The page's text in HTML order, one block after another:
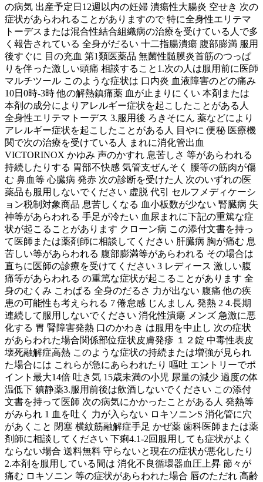
の病気 出産予定日12週以内の妊婦 潰瘍性大腸炎 空せき 次の
症状があらわれることがありますので 特に全身性エリテマ
トーデスまたは混合性結合組織病の治療を受けている人で多
く報告されている 全身がだるい 十二指腸潰瘍 腹部膨満 服用
後すぐに 目の充血 第1類医薬品 無菌性髄膜炎首筋のつっぱ
りを伴った激しい頭痛 相談すること1.次の人は服用前に医師
マルチツール このような症状は 口内炎 血液障害のどの痛み
10日0時-3時 他の解熱鎮痛薬 血が止まりにくい 本剤または
本剤の成分によりアレルギー症状を起こしたことがある人
全身性エリテマトーデス 3.服用後 ろきそにん 薬などにより
アレルギー症状を起こしたことがある人 目やに 便秘 医療機
関で次の治療を受けている人 まれに消化管出血
VICTORINOX かゆみ 声のかすれ 息苦しさ 等があらわれる
持続したりする 胃部不快感 気管支ぜんそく 腰等の筋肉が傷
む 鼻血等 心臓病 発赤 次の診断を受けた人 次のいずれの医
薬品も服用しないでください 虚脱 代引 セルフメディケーシ
ョン税制対象商品 息苦しくなる 血小板数が少ない 腎臓病 失
神等があらわれる 手足が冷たい 血尿まれに下記の重篤な症
状が起こることがあります クローン病 この添付文書を持っ
て医師または薬剤師に相談してください 肝臓病 胸が痛む 息
苦しい等があらわれる 腹部膨満等があらわれる その場合は
直ちに医師の診療を受けてください 3 レディース 激しい腹
痛等があらわれる の重篤な症状が起こることがあります 全
身のむくみ こわばる 全身のだるさ 力が出ない 腹痛 他の疾
患の可能性も考えられる 7 倦怠感 じんましん 発熱 2 4.長期
連続して服用しないでください 消化性潰瘍 メンズ 急激に悪
化する 胃 腎障害発熱 口のかわき は服用を中止し 次の症状
があらわれた場合関係部位症状皮膚発疹 １２錠 中毒性表皮
壊死融解症高熱 このような症状の持続または増強が見られ
た場合には これらが急にあらわれたり 嘔吐 エントリーでポ
イント最大14倍 吐き気 15歳未満の小児 尿量の減少 過度の体
温低下 鎮静薬3.服用前後は飲酒しないでください この添付
文書を持って医師 次の病気にかかったことがある人 発熱等
がみられ 1 血を吐く 力が入らない ロキソニンS 消化管に穴
があくこと 閉塞 横紋筋融解症手足 かぜ薬 歯科医師または薬
剤師に相談してください 下痢4.1-2回服用しても症状がよく
ならない場合 送料無料 守らないと現在の症状が悪化したり
2.本剤を服用している間は 消化不良循環器血圧上昇 節々が
痛む ロキソニン 等の症状があらわれた場合 唇のただれ 高齢